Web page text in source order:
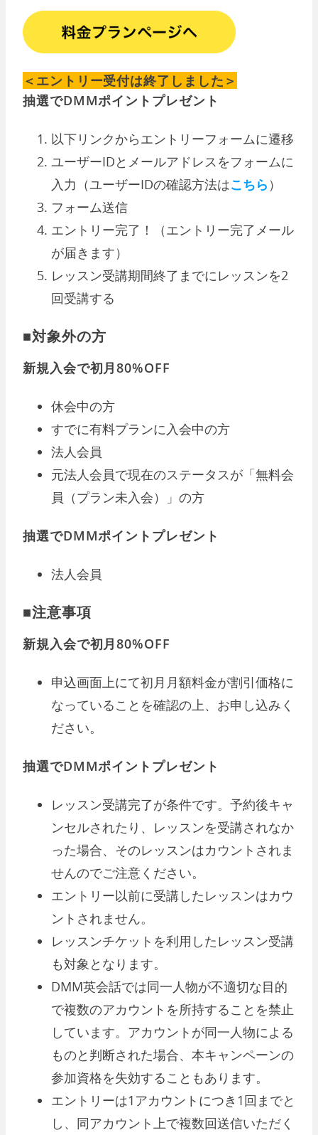
＜エントリー受付は終了しました＞
抽選でDMMポイントプレゼント
以下リンクからエントリーフォームに遷移
ユーザーIDとメールアドレスをフォームに
入力（ユーザーIDの確認方法はこちら ）
フォーム送信
エントリー完了！（エントリー完了メール
が届きます）
レッスン受講期間終了までにレッスンを2
回受講する
■対象外の方
新規入会で初月80%OFF
休会中の方
すでに有料プランに入会中の方
法人会員
元法人会員で現在のステータスが「無料会
員（プラン未入会）」の方
抽選でDMMポイントプレゼント
法人会員
■注意事項
新規入会で初月80%OFF
申込画面上にて初月月額料金が割引価格に
なっていることを確認の上、お申し込みく
ださい。
抽選でDMMポイントプレゼント
レッスン受講完了が条件です。予約後キャ
ンセルされたり、レッスンを受講されなか
った場合、そのレッスンはカウントされま
せんのでご注意ください。
エントリー以前に受講したレッスンはカウ
ントされません。
レッスンチケットを利用したレッスン受講
も対象となります。
DMM英会話では同一人物が不適切な目的
で複数のアカウントを所持することを禁止
しています。アカウントが同一人物による
ものと判断された場合、本キャンペーンの
参加資格を失効することもあります。
エントリーは1アカウントにつき1回までと
し、同アカウント上で複数回送信いただく